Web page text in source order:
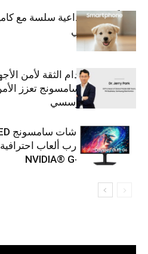
قريباً: تجربة إبداعية سلسة مع
أجهزة جالاكسي
استراتيجية انعدام الثقة لأمن
المحمولة من سامسونج تعزز
السيبراني المؤسسي
2026 توفّر تجارب ألعاب
بتقنية ™NVIDIA® G-SYNC